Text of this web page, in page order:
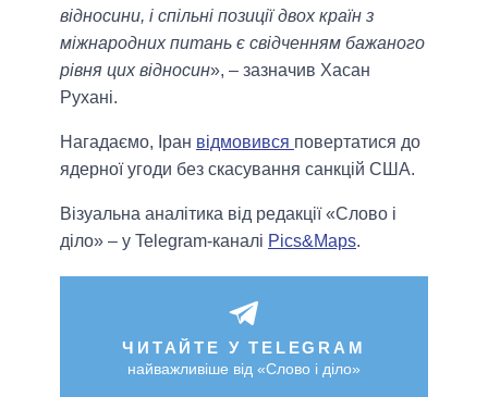
відносини, і спільні позиції двох країн з
міжнародних питань є свідченням бажаного
рівня цих відносин», – зазначив Хасан
Рухані.
Нагадаємо, Іран відмовився повертатися до
ядерної угоди без скасування санкцій США.
Візуальна аналітика від редакції «Слово і
діло» – у Telegram-каналі Pics&Maps.
ЧИТАЙТЕ У TELEGRAM
найважливіше від «Слово і діло»